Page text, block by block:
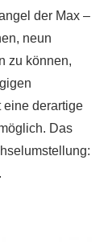
der Max –
neun
zu können,
eine derartige
Das